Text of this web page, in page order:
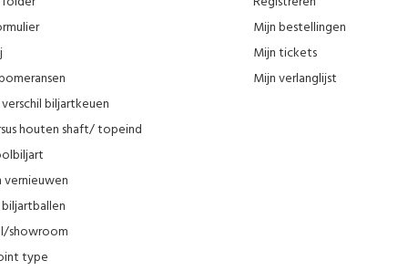
biljartkeuen
houten shaft/ topeind
vernieuwen
showroom
type
Mijn bestellingen
Mijn tickets
Mijn verlanglijst